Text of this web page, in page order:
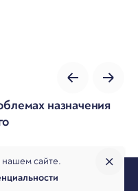
назначения
сайте.